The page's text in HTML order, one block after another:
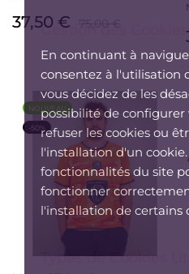
Gestion des Cookies
En continuant à
consentez à l'utilisation
vous décidez de les
possibilité de
refuser les cookies ou
l'installation d'un
fonctionnalités du site
fonctionner
l'installation de certains
Types de Cookies
Prix
37,50 €
base
NOUVEAU
-50%